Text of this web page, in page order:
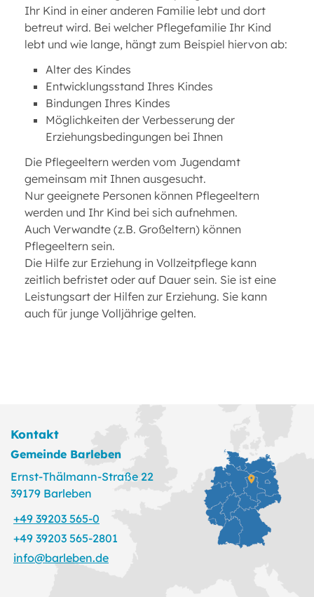
Ihr Kind in einer anderen Familie lebt und dort
betreut wird. Bei welcher Pflegefamilie Ihr Kind
lebt und wie lange, hängt zum Beispiel hiervon ab:
Alter des Kindes
Entwicklungsstand Ihres Kindes
Bindungen Ihres Kindes
Möglichkeiten der Verbesserung der
Erziehungsbedingungen bei Ihnen
Die Pflegeeltern werden vom Jugendamt
gemeinsam mit Ihnen ausgesucht.
Nur geeignete Personen können Pflegeeltern
werden und Ihr Kind bei sich aufnehmen.
Auch Verwandte (z.B. Großeltern) können
Pflegeeltern sein.
Die Hilfe zur Erziehung in Vollzeitpflege kann
zeitlich befristet oder auf Dauer sein. Sie ist eine
Leistungsart der Hilfen zur Erziehung. Sie kann
auch für junge Volljährige gelten.
Kontakt
Gemeinde Barleben
Ernst-Thälmann-Straße 22
39179 Barleben
+49 39203 565-0
+49 39203 565-2801
info@barleben.de